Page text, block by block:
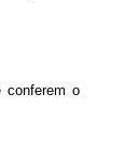
conferem o